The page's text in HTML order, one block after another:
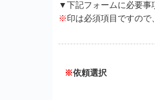
▼下記フォームに必要事
※ 印は必須項目ですので
※依頼選択